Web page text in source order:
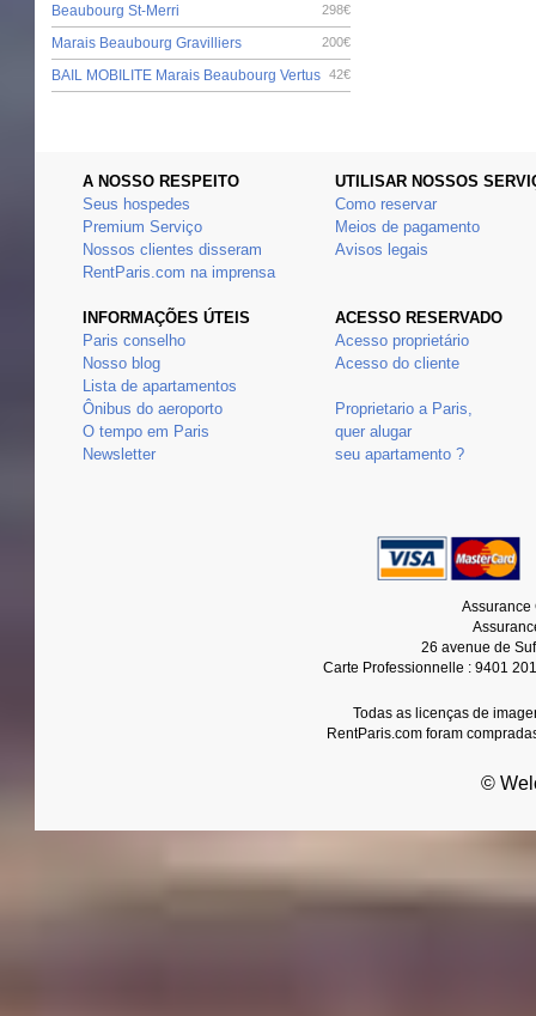
298€
Beaubourg St-Merri
200€
Marais Beaubourg Gravilliers
42€
BAIL MOBILITE Marais Beaubourg Vertus
A NOSSO RESPEITO
Seus hospedes
Premium Serviço
Nossos clientes disseram
RentParis.com na imprensa
INFORMAÇÕES ÚTEIS
Paris conselho
Nosso blog
Lista de apartamentos
Ônibus do aeroporto
O tempo em Paris
Newsletter
UTILISAR NOSSOS
Como reservar
Meios de pagamento
Avisos legais
ACESSO RESERVADO
Acesso proprietário
Acesso do cliente
Proprietario a Paris,
quer alugar
seu apartamento ?
Assurance
26 avenue de
Carte Professionnelle : 9401
Todas as licenças de
RentParis.com foram
©